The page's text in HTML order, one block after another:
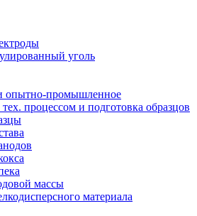
уголь
опытно-промышленное
процессом и подготовка образцов
массы
материала